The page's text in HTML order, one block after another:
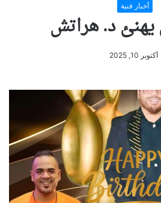
أخبار فنية
يهنئ د. هراتش
أكتوبر 10, 2025